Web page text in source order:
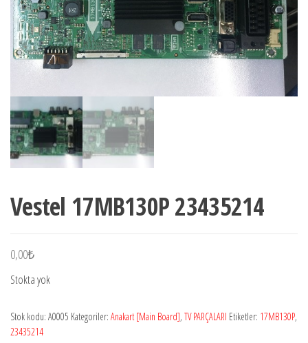
Vestel 17MB130P 23435214
0,00₺
Stokta yok
Stok kodu: A0005 Kategoriler: Anakart [Main Board], TV PARÇALARI Etiketler: 17MB130P,
23435214